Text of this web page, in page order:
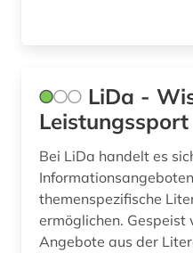
LiDa -
Leistungssport
Bei LiDa handelt es
themenspezifische
ermöglichen. Gespeist
Angebote aus der